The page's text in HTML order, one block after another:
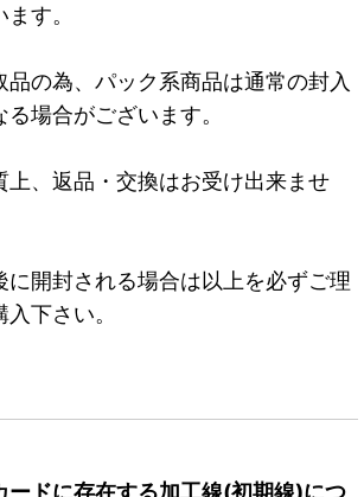
す。
品の為、パック系商品は通常の封入
場合がございます。
上、返品・交換はお受け出来ませ
に開封される場合は以上を必ずご理
下さい。
ードに存在する加工線(初期線)につ